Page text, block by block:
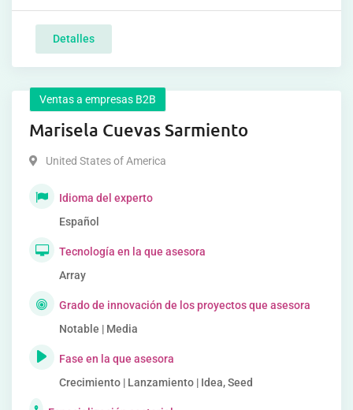
Detalles
Ventas a empresas B2B
Marisela Cuevas Sarmiento
United States of America
Idioma del experto
Español
Tecnología en la que asesora
Array
Grado de innovación de los proyectos que asesora
Notable | Media
Fase en la que asesora
Crecimiento | Lanzamiento | Idea, Seed